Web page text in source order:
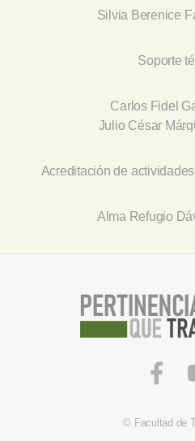
Silvia Berenice
Soporte
Carlos Fidel
Julio César
Acreditación de
Alma Refugio
© Facultad de